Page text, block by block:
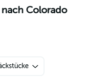
Colorado